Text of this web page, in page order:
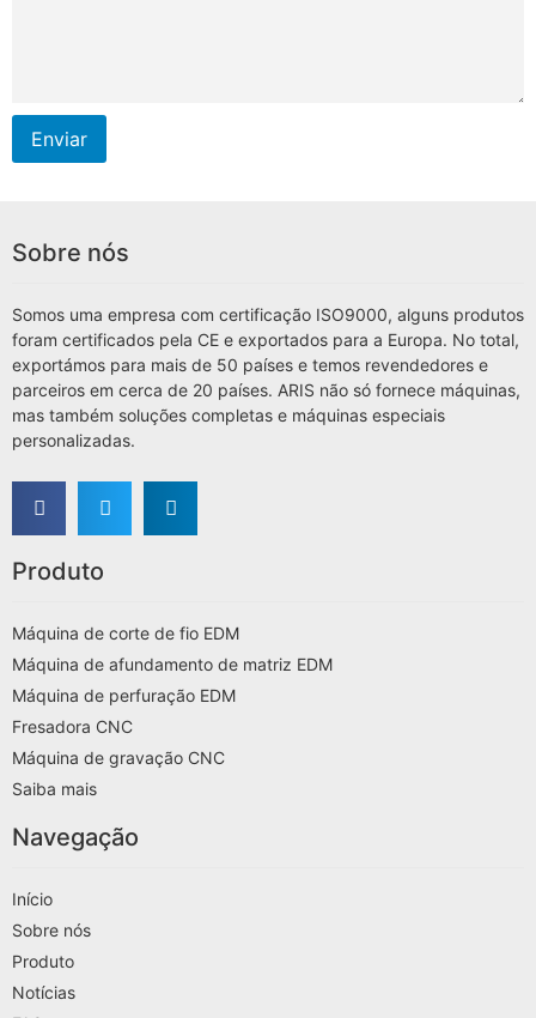
Enviar
Sobre nós
Somos uma empresa com certificação ISO9000, alguns produtos
foram certificados pela CE e exportados para a Europa. No total,
exportámos para mais de 50 países e temos revendedores e
parceiros em cerca de 20 países. ARIS não só fornece máquinas,
mas também soluções completas e máquinas especiais
personalizadas.
Produto
Máquina de corte de fio EDM
Máquina de afundamento de matriz EDM
Máquina de perfuração EDM
Fresadora CNC
Máquina de gravação CNC
Saiba mais
Navegação
Início
Sobre nós
Produto
Notícias